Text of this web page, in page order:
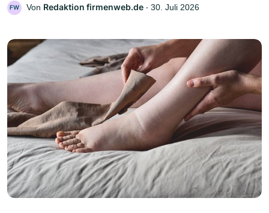
FW Von Redaktion firmenweb.de ‧ 30. Juli 2026